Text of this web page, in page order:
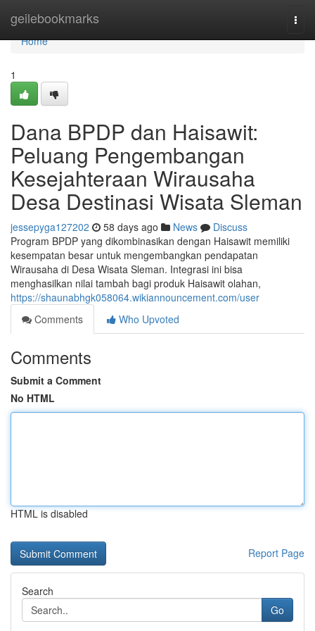
geilebookmarks
Home
Home
1
Dana BPDP dan Haisawit:
Peluang Pengembangan
Kesejahteraan Wirausaha
Desa Destinasi Wisata Sleman
jessepyga127202 58 days ago News
Discuss
Program BPDP yang dikombinasikan dengan Haisawit memiliki
kesempatan besar untuk mengembangkan pendapatan
Wirausaha di Desa Wisata Sleman. Integrasi ini bisa
menghasilkan nilai tambah bagi produk Haisawit olahan,
https://shaunabhgk058064.wikiannouncement.com/user
Comments
Who Upvoted
Comments
Submit a Comment
No HTML
HTML is disabled
Report Page
Search
Go